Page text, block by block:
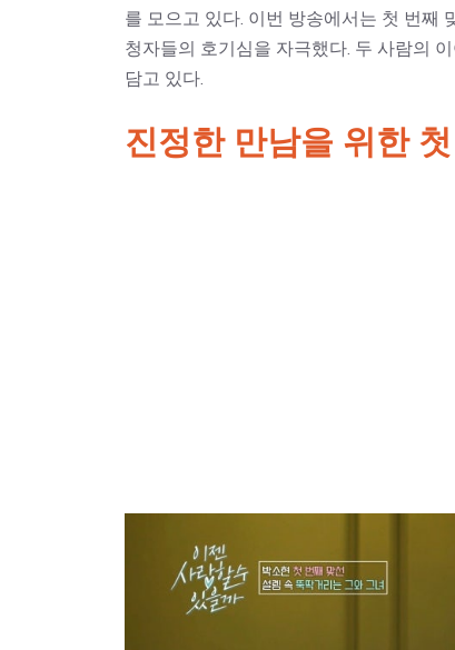
를 모으고 있다. 이번 방송에서는 첫 번째
청자들의 호기심을 자극했다. 두 사람의
담고 있다.
진정한 만남을 위한